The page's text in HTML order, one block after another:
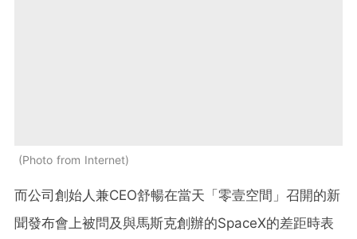
Photo from Internet
而公司創始人兼CEO舒暢在當天「零壹空間」召開的新
聞發布會上被問及與馬斯克創辦的SpaceX的差距時表